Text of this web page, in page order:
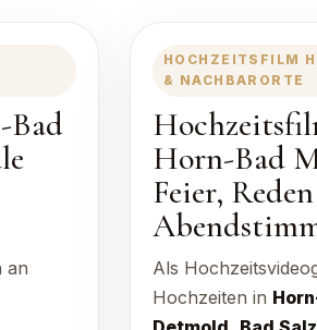
Bad
an
HOCHZEITSFILM
& NACHBARORTE
Horn-Bad
Feier,
Als
Hochzeiten in